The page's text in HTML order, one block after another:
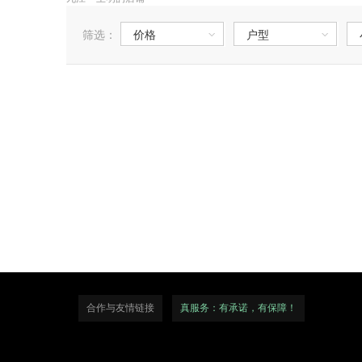
筛选： 价格 户型
合作与友情链接 真服务：有承诺，有保障！